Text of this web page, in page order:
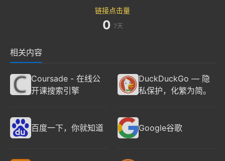
链接点击量
0 7天
相关内容
Coursade - 在线公
开课搜索引擎
DuckDuckGo — 隐
私保护，化繁为简。
百度一下，你就知道 Google谷歌